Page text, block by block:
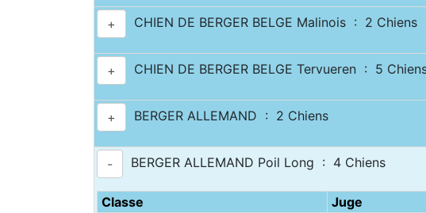
+ CHIEN DE BERGER BELGE Malinois : 2 Chiens
+ CHIEN DE BERGER BELGE Tervueren : 5
+ BERGER ALLEMAND : 2 Chiens
- BERGER ALLEMAND Poil Long : 4 Chiens
Classe Juge